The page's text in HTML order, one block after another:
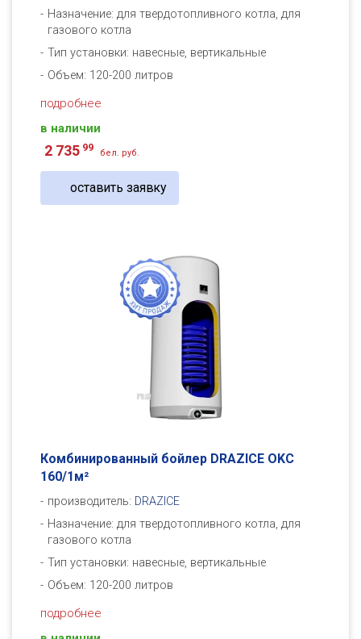
Назначение: для твердотопливного котла, для
газового котла
Тип установки: навесные, вертикальные
Объем: 120-200 литров
подробнее
в наличии
2 735 99 бел. руб.
оставить заявку
Комбинированный бойлер DRAZICE OKC
160/1м²
производитель: DRAZICE
Назначение: для твердотопливного котла, для
газового котла
Тип установки: навесные, вертикальные
Объем: 120-200 литров
подробнее